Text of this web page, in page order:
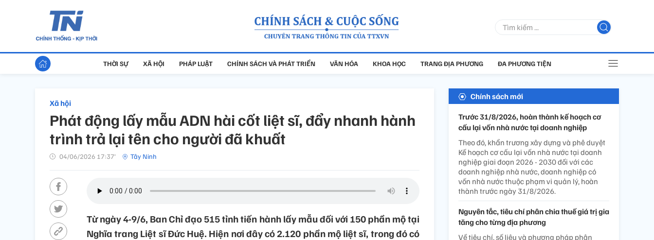
THỜI SỰ XÃ HỘI PHÁP LUẬT CHÍNH SÁCH VÀ PHÁT TRIỂN VĂN HÓA KHOA HỌC TRANG ĐỊA PHƯƠNG ĐA PHƯƠNG TIỆN
Xã hội
Phát động lấy mẫu ADN hài cốt liệt sĩ, đẩy nhanh hành
trình trả lại tên cho người đã khuất
04/06/2026 17:37’ Tây Ninh
Từ ngày 4-9/6, Ban Chỉ đạo 515 tỉnh tiến hành lấy mẫu đối với 150 phần mộ tại
Nghĩa trang Liệt sĩ Đức Huệ. Hiện nơi đây có 2.120 phần mộ liệt sĩ, trong đó có
Chính sách mới
Trước 31/8/2026, hoàn thành kế hoạch cơ
cấu lại vốn nhà nước tại doanh nghiệp
Theo đó, khẩn trương xây dựng và phê duyệt
Kế hoạch cơ cấu lại vốn nhà nước tại doanh
nghiệp giai đoạn 2026 - 2030 đối với các
doanh nghiệp nhà nước, doanh nghiệp có
vốn nhà nước thuộc phạm vi quản lý, hoàn
thành trước ngày 31/8/2026.
Nguyên tắc, tiêu chí phân chia thuế giá trị gia
tăng cho từng địa phương
Về tiêu chí, số liệu và phương pháp phân